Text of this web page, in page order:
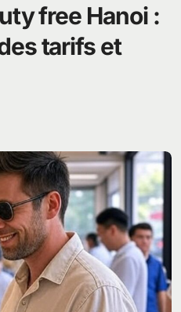
free Hanoi :
tarifs et